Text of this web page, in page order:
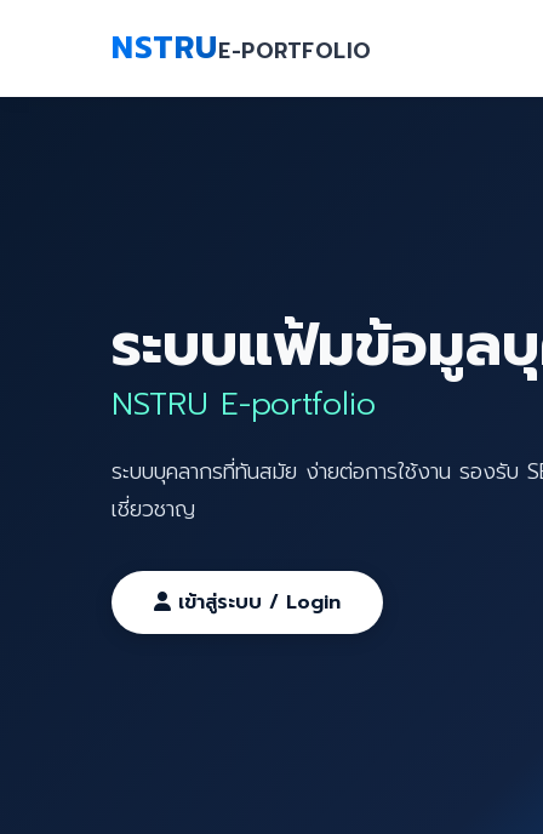
NSTRUE-PORTFOLIO
ระบบแฟ้มข้อมูล
NSTRU E-portfolio
ระบบบุคลากรที่ทันสมัย ง่ายต่อการใช้งาน รองรับ
เชี่ยวชาญ
เข้าสู่ระบบ / Login